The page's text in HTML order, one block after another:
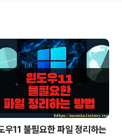
는지 알
할 위치
서 커서
고 스크롤
우11 불필요한 파일 정리하는